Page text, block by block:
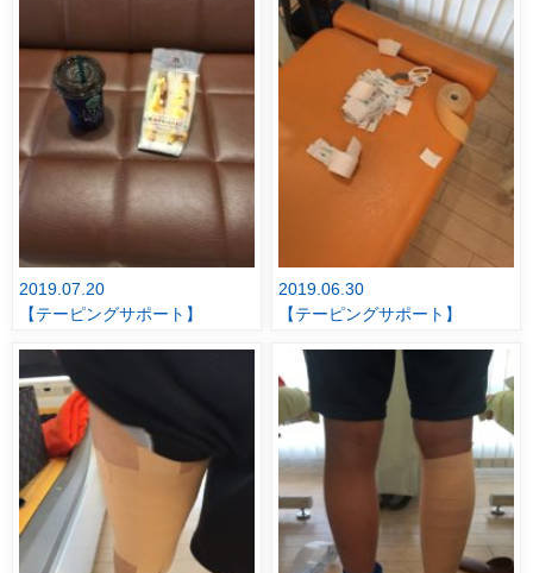
2019.07.20
【テーピングサポート】
2019.06.30
【テーピングサポート】